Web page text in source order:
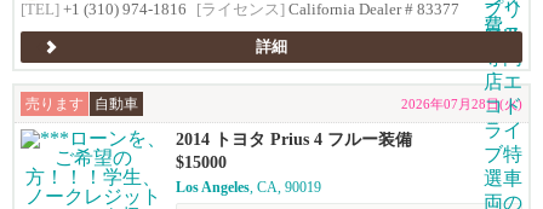
[TEL] +1 (310) 974-1816 [ライセンス] California Dealer # 83377
詳細
売ります 自動車 2026年07月28日(火)
2014 トヨタ Prius 4 フルー装備
$15000
Los Angeles, CA, 90019